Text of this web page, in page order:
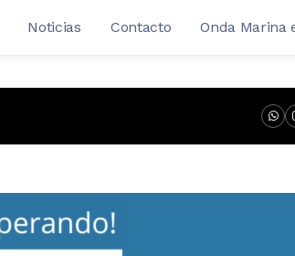
Noticias Contacto Onda Marina